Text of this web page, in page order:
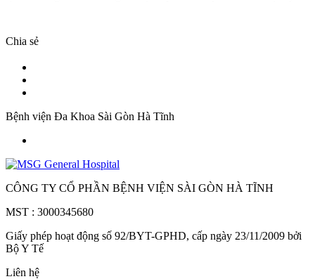
Chia sẻ
Bệnh viện Đa Khoa Sài Gòn Hà Tĩnh
CÔNG TY CỔ PHẦN BỆNH VIỆN SÀI GÒN HÀ TĨNH
MST : 3000345680
Giấy phép hoạt động số 92/BYT-GPHD, cấp ngày 23/11/2009 bởi
Bộ Y Tế
Liên hệ